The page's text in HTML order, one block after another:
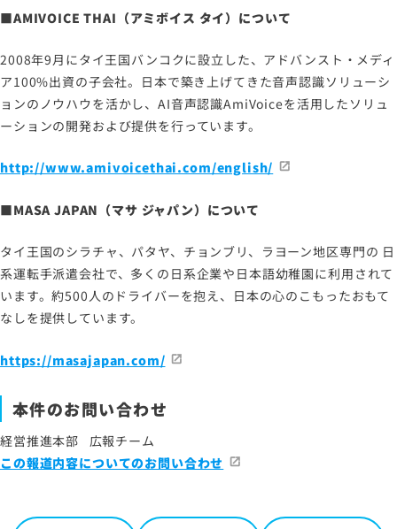
■AMIVOICE THAI（アミボイス タイ）について
2008年9月にタイ王国バンコクに設立した、アドバンスト・メディ
ア100%出資の子会社。日本で築き上げてきた音声認識ソリューシ
ョンのノウハウを活かし、AI音声認識AmiVoiceを活用したソリュ
ーションの開発および提供を行っています。
http://www.amivoicethai.com/english/
■MASA JAPAN（マサ ジャパン）について
タイ王国のシラチャ、パタヤ、チョンブリ、ラヨーン地区専門の 日
系運転手派遣会社で、多くの日系企業や日本語幼稚園に利用されて
います。約500人のドライバーを抱え、日本の心のこもったおもて
なしを提供しています。
https://masajapan.com/
本件のお問い合わせ
経営推進本部 広報チーム
この報道内容についてのお問い合わせ